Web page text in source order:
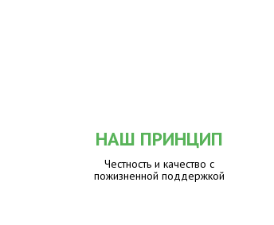
НАШ ПРИНЦИП
Честность и качество с
пожизненной поддержкой